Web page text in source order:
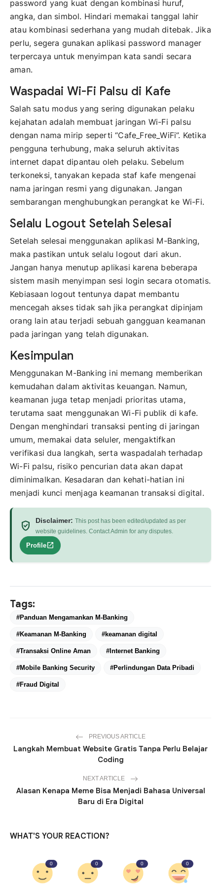
password yang kuat dengan kombinasi huruf,
angka, dan simbol. Hindari memakai tanggal lahir
atau kombinasi sederhana yang mudah ditebak. Jika
perlu, segera gunakan aplikasi password manager
terpercaya untuk menyimpan kata sandi secara
aman.
Waspadai Wi-Fi Palsu di Kafe
Salah satu modus yang sering digunakan pelaku
kejahatan adalah membuat jaringan Wi-Fi palsu
dengan nama mirip seperti “Cafe_Free_WiFi”. Ketika
pengguna terhubung, maka seluruh aktivitas
internet dapat dipantau oleh pelaku. Sebelum
terkoneksi, tanyakan kepada staf kafe mengenai
nama jaringan resmi yang digunakan. Jangan
sembarangan menghubungkan perangkat ke Wi-Fi.
Selalu Logout Setelah Selesai
Setelah selesai menggunakan aplikasi M-Banking,
maka pastikan untuk selalu logout dari akun.
Jangan hanya menutup aplikasi karena beberapa
sistem masih menyimpan sesi login secara otomatis.
Kebiasaan logout tentunya dapat membantu
mencegah akses tidak sah jika perangkat dipinjam
orang lain atau terjadi sebuah gangguan keamanan
pada jaringan yang telah digunakan.
Kesimpulan
Menggunakan M-Banking ini memang memberikan
kemudahan dalam aktivitas keuangan. Namun,
keamanan juga tetap menjadi prioritas utama,
terutama saat menggunakan Wi-Fi publik di kafe.
Dengan menghindari transaksi penting di jaringan
umum, memakai data seluler, mengaktifkan
verifikasi dua langkah, serta waspadalah terhadap
Wi-Fi palsu, risiko pencurian data akan dapat
diminimalkan. Kesadaran dan kehati-hatian ini
menjadi kunci menjaga keamanan transaksi digital.
verified_user Disclaimer: This post has been edited/updated as per
website guidelines. Contact Admin for any disputes.
Profileopen_in_new
Tags:
#Panduan Mengamankan M-Banking
#Keamanan M-Banking #keamanan digital
#Transaksi Online Aman #Internet Banking
#Mobile Banking Security #Perlindungan Data Pribadi
#Fraud Digital
PREVIOUS ARTICLE
Langkah Membuat Website Gratis Tanpa Perlu Belajar
Coding
NEXT ARTICLE
Alasan Kenapa Meme Bisa Menjadi Bahasa Universal
Baru di Era Digital
WHAT'S YOUR REACTION?
0 0 0 0